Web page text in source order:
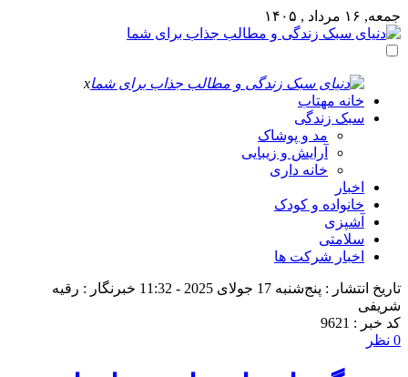
جمعه, ۱۶ مرداد , ۱۴۰۵
x
خانه مهتاب
سبک زندگی
مد و پوشاک
آرایش و زیبایی
خانه داری
اخبار
خانواده و کودک
آشپزی
سلامتی
اخبار شرکت ها
تاریخ انتشار : پنج‌شنبه 17 جولای 2025 - 11:32
خبرنگار : رقیه
شریفی
کد خبر : 9621
0 نظر